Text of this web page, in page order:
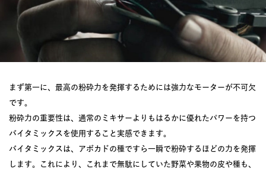
まず第一に、最高の粉砕力を発揮するためには強力なモーターが不可欠
です。
粉砕力の重要性は、通常のミキサーよりもはるかに優れたパワーを持つ
バイタミックスを使用すること実感できます。
バイタミックスは、アボカドの種ですら一瞬で粉砕するほどの力を発揮
します。これにより、これまで無駄にしていた野菜や果物の皮や種も、